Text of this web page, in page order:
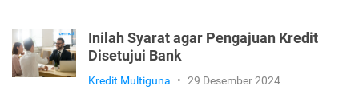
Inilah Syarat agar Pengajuan Kredit
Disetujui Bank
Kredit Multiguna • 29 Desember 2024